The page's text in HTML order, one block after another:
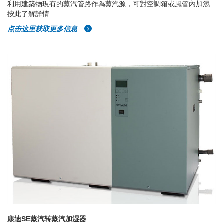
利用建築物現有的蒸汽管路作為蒸汽源，可對空調箱或風管內加濕
按此了解詳情
点击这里获取更多信息
康迪SE蒸汽转蒸汽加湿器